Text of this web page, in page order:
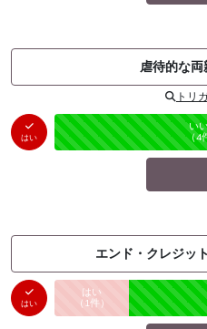
虐待的な両
トリ
はい
はい
（0件）
未投票
い
（4
エンド・クレジッ
はい
はい
（ 1件） 未投票